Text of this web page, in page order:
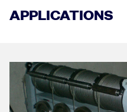
APPLICATIONS